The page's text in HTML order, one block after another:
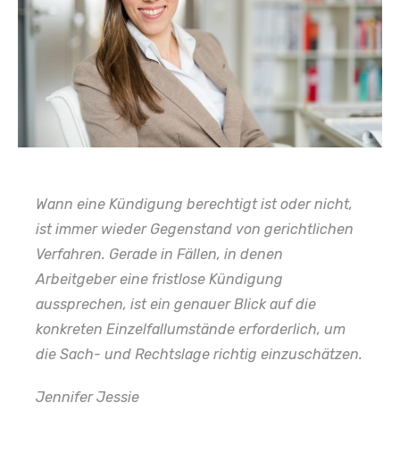
Wann eine Kündigung berechtigt ist oder nicht,
ist immer wieder Gegenstand von gerichtlichen
Verfahren. Gerade in Fällen, in denen
Arbeitgeber eine fristlose Kündigung
aussprechen, ist ein genauer Blick auf die
konkreten Einzelfallumstände erforderlich, um
die Sach- und Rechtslage richtig einzuschätzen.
Jennifer Jessie